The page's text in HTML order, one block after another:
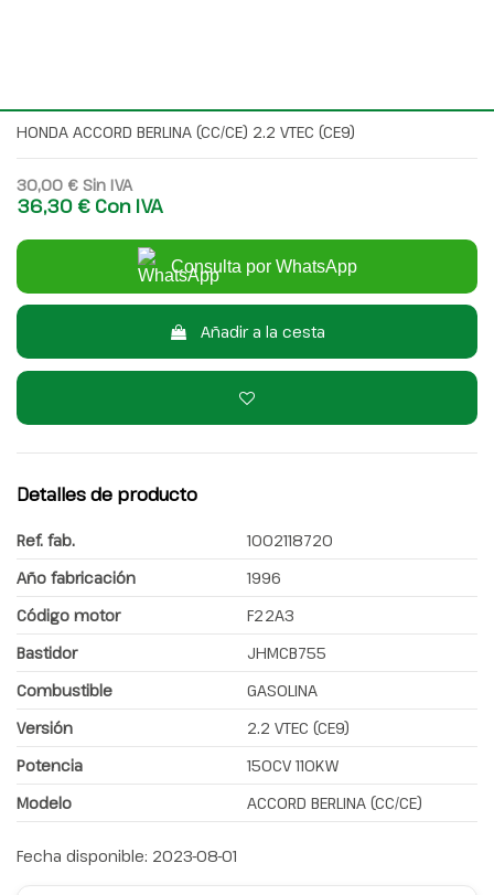
HONDA ACCORD BERLINA (CC/CE) 2.2 VTEC (CE9)
30,00 € Sin IVA
36,30 € Con IVA
Consulta por WhatsApp
Añadir a la cesta
Detalles de producto
Ref. fab.
1002118720
Año fabricación
1996
Código motor
F22A3
Bastidor
JHMCB755
Combustible
GASOLINA
Versión
2.2 VTEC (CE9)
Potencia
150CV 110KW
Modelo
ACCORD BERLINA (CC/CE)
Fecha disponible: 2023-08-01